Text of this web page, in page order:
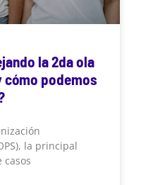
la 2da ola
cómo podemos
la principal
casos